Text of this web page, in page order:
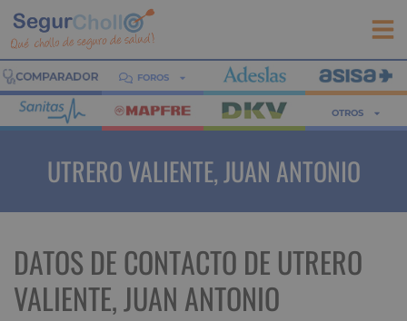
FOROS
OTROS
UTRERO VALIENTE, JUAN ANTONIO
DATOS DE CONTACTO DE UTRERO
VALIENTE, JUAN ANTONIO